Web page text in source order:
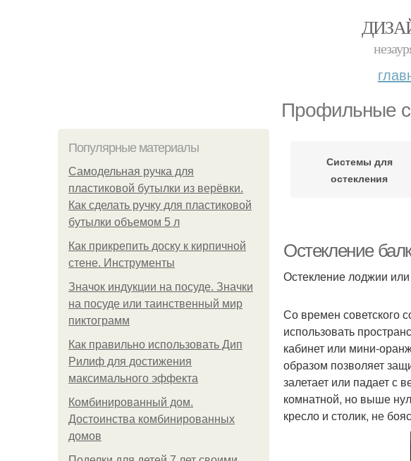
Профильные
Популярные материалы
Самодельная ручка для
пластиковой бутылки из верёвки.
Как сделать ручку для пластиковой
бутылки объемом 5 л
Как прикрепить доску к кирпичной
стене. Инструменты
Значок индукции на посуде. Значки
на посуде или таинственный мир
пиктограмм
Как правильно использовать Дип
Рилиф для достижения
максимального эффекта
Комбинированный дом.
Достоинства комбинированных
домов
Системы для
остекления
Остекление
Остекление лоджии
Со времен советского
использовать
кабинет или мини-
образом позволяет
залетает или падает с
комнатной, но выше
кресло и столик, не